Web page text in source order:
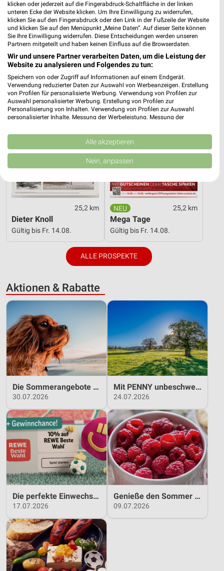
2,3 km
Angebote ab 03.08.
Noch heute gültig
25,2 km
Wohnen Spezial
Gültig bis Fr. 14.08.
XXXLutz
25,2 km
Dieter Knoll
Gültig bis Fr. 14.08.
XXXLutz
25,2 km
Mega Tage
Gültig bis Fr. 14.08.
ALLE PROSPEKTE
Aktionen & Rabatte
Die Sommerangebote bei DAS FUTTERHAUS!
30.07.2026
Mit PENNY unbeschwert in den Sommer!
24.07.2026
Die perfekte Einwechslung: Dein Fan-Bonus!*
17.07.2026
Genieße den Sommer mit Kaufland!
09.07.2026
klicken oder jederzeit auf die Fingerabdruck-Schaltfläche in der linken
unteren Ecke der Website klicken. Um Ihre Einwilligung zu widerrufen,
klicken Sie auf den Fingerabdruck oder den Link in der Fußzeile der Website
und klicken Sie auf den Menüpunkt „Meine Daten“. Auf dieser Seite können
Sie Ihre Einwilligung widerrufen. Diese Entscheidungen werden unseren
Partnern mitgeteilt und haben keinen Einfluss auf die Browserdaten.
Wir und unsere Partner verarbeiten Daten, um die Leistung der
Website zu analysieren und Folgendes zu tun:
Speichern von oder Zugriff auf Informationen auf einem Endgerät.
Verwendung reduzierter Daten zur Auswahl von Werbeanzeigen. Erstellung
von Profilen für personalisierte Werbung. Verwendung von Profilen zur
Auswahl personalisierter Werbung. Erstellung von Profilen zur
Personalisierung von Inhalten. Verwendung von Profilen zur Auswahl
personalisierter Inhalte. Messung der Werbeleistung. Messung der
Kombinationen von Daten aus verschiedenen Quellen. Entwicklung und
Verbesserung der Angebote. Verwendung reduzierter Daten zur Auswahl
von Inhalten.
Daten können außerhalb der Europäischen Union weitergegeben und in die
USA gesendet werden.
Website/App.
Partnerliste anzeigen (1 IAB-Anbieter)
Wir nutzen Ihre Daten für folgende Zwecke:
IAB-Verarbeitungszwecke:
auf einem Endgerät
Verwendung reduzierter Daten zur Auswahl von
Erstellung von Profilen für personalisierte
Verwendung von Profilen zur Auswahl
personalisierter Werbung
Erstellung von Profilen zur Personalisierung
von Inhalten
Verwendung von Profilen zur Auswahl
personalisierter Inhalte
Messung der Werbeleistung
Messung der Performance von Inhalten
Analyse von Zielgruppen durch Statistiken oder
Kombinationen von Daten aus verschiedenen
Quellen
Inhalten
IAB-Besonderheiten:
Verwendung genauer Standortdaten
Alle akzeptieren
Nein, anpassen